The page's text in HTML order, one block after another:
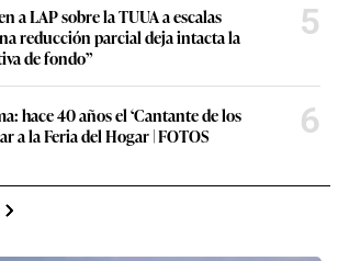
a LAP sobre la TUUA a escalas
reducción parcial deja intacta la
de fondo”
5
hace 40 años el ‘Cantante de los
a la Feria del Hogar | FOTOS
6